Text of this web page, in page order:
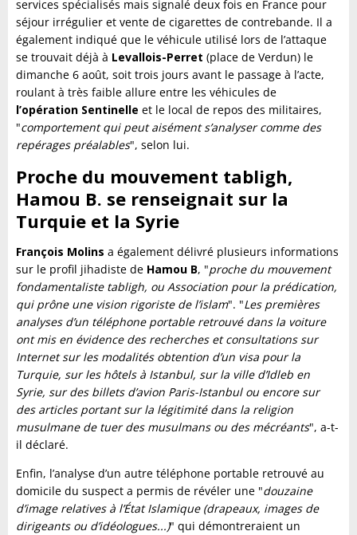
services spécialisés mais signalé deux fois en France pour
séjour irrégulier et vente de cigarettes de contrebande. Il a
également indiqué que le véhicule utilisé lors de l’attaque
se trouvait déjà à Levallois-Perret (place de Verdun) le
dimanche 6 août, soit trois jours avant le passage à l’acte,
roulant à très faible allure entre les véhicules de
l’opération Sentinelle et le local de repos des militaires,
"comportement qui peut aisément s’analyser comme des
repérages préalables", selon lui.
Proche du mouvement tabligh,
Hamou B. se renseignait sur la
Turquie et la Syrie
François Molins a également délivré plusieurs informations
sur le profil jihadiste de Hamou B, "proche du mouvement
fondamentaliste tabligh, ou Association pour la prédication,
qui prône une vision rigoriste de l’islam". "Les premières
analyses d’un téléphone portable retrouvé dans la voiture
ont mis en évidence des recherches et consultations sur
Internet sur les modalités obtention d’un visa pour la
Turquie, sur les hôtels à Istanbul, sur la ville d’Idleb en
Syrie, sur des billets d’avion Paris-Istanbul ou encore sur
des articles portant sur la légitimité dans la religion
musulmane de tuer des musulmans ou des mécréants", a-t-
il déclaré.
Enfin, l’analyse d’un autre téléphone portable retrouvé au
domicile du suspect a permis de révéler une "douzaine
d’image relatives à l’État Islamique (drapeaux, images de
dirigeants ou d’idéologues...)" qui démontreraient un